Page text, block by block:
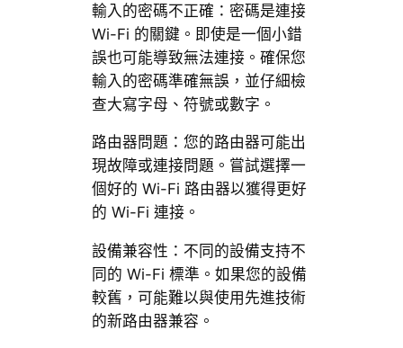
輸入的密碼不正確：密碼是連接
Wi-Fi 的關鍵。即使是一個小錯
誤也可能導致無法連接。確保您
輸入的密碼準確無誤，並仔細檢
查大寫字母、符號或數字。
路由器問題：您的路由器可能出
現故障或連接問題。嘗試選擇一
個好的 Wi-Fi 路由器以獲得更好
的 Wi-Fi 連接。
設備兼容性：不同的設備支持不
同的 Wi-Fi 標準。如果您的設備
較舊，可能難以與使用先進技術
的新路由器兼容。